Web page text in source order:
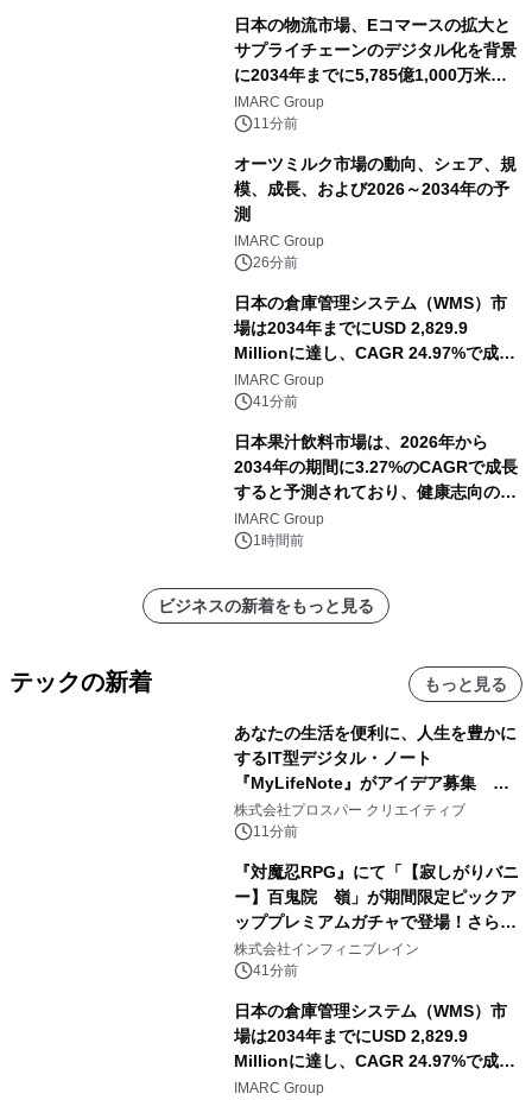
引されています。
日本の物流市場、Eコマースの拡大と
サプライチェーンのデジタル化を背景
に2034年までに5,785億1,000万米ド
ルに達する見通し
IMARC Group
11分前
オーツミルク市場の動向、シェア、規
模、成長、および2026～2034年の予
測
IMARC Group
26分前
日本の倉庫管理システム（WMS）市
場は2034年までにUSD 2,829.9
Millionに達し、CAGR 24.97%で成長
すると予測
IMARC Group
41分前
日本果汁飲料市場は、2026年から
2034年の期間に3.27%のCAGRで成長
すると予測されており、健康志向の消
費の高まりを背景に、2034年までに米
ドル 13 十億に達する見通しです。
IMARC Group
1時間前
ビジネスの新着をもっと見る
テックの新着 もっと見る
あなたの生活を便利に、人生を豊かに
するIT型デジタル・ノート
『MyLifeNote』がアイデア募集 優
秀賞100名に1年間無償試用
株式会社プロスパー クリエイティブ
11分前
『対魔忍RPG』にて「【寂しがりバニ
ー】百鬼院 嶺」が期間限定ピックア
ッププレミアムガチャで登場！さらに
マップイベント「バニーとヨミハラク
ライシス」が開催！
株式会社インフィニブレイン
41分前
日本の倉庫管理システム（WMS）市
場は2034年までにUSD 2,829.9
Millionに達し、CAGR 24.97%で成長
すると予測
IMARC Group